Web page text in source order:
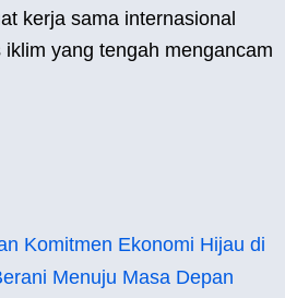
kerja sama internasional
yang tengah mengancam
Komitmen Ekonomi Hijau di
Menuju Masa Depan